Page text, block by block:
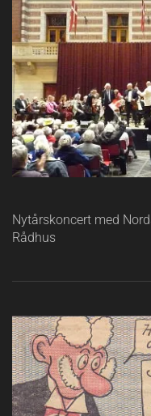
Nytårskoncert med
Rådhus